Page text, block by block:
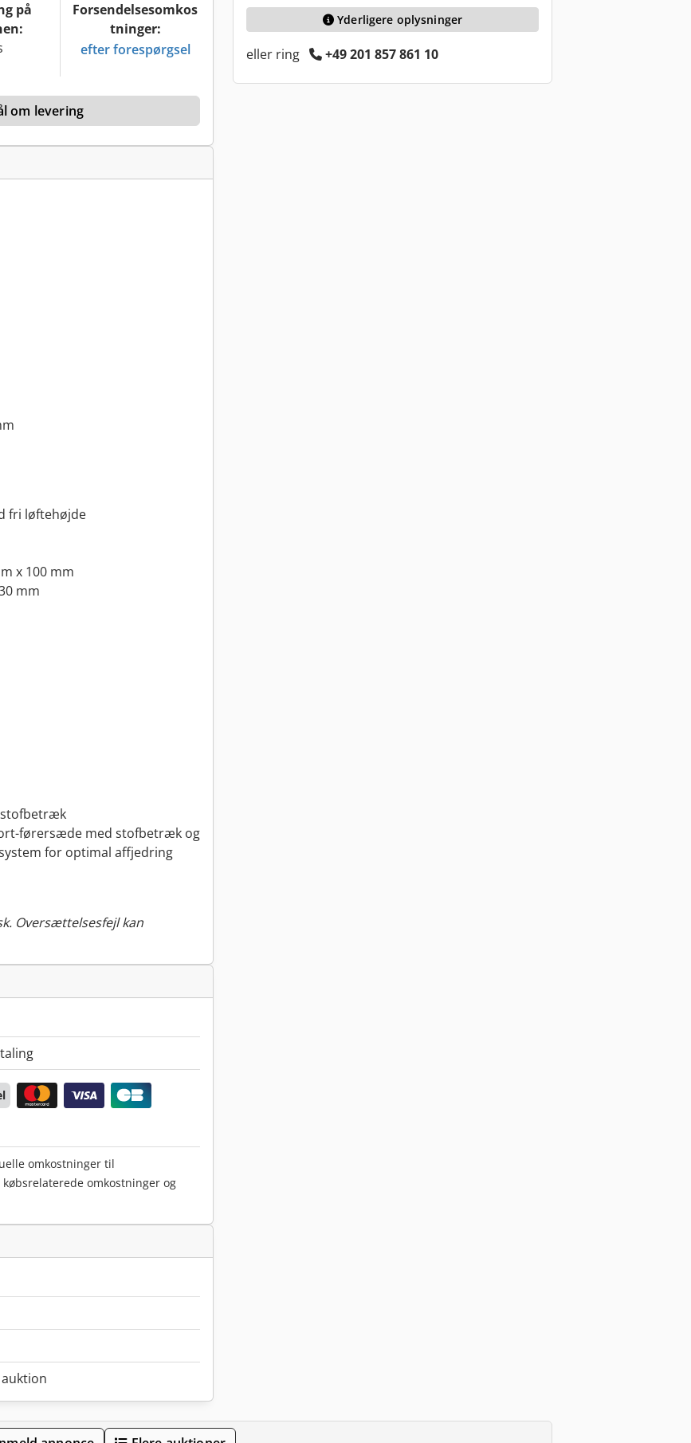
på
Forsendelsesomkos
tninger:
efter forespørgsel
om levering
fri løftehøjde
x 100 mm
mm
førersæde med stofbetræk og
for optimal affjedring
Oversættelsesfejl kan
omkostninger til
omkostninger og
Yderligere oplysninger
eller ring +49 201 857 861 10